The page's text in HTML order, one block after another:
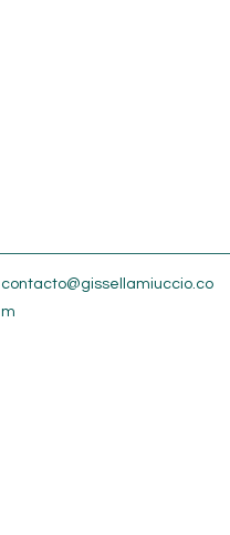
contacto@gissellamiuccio.co
m